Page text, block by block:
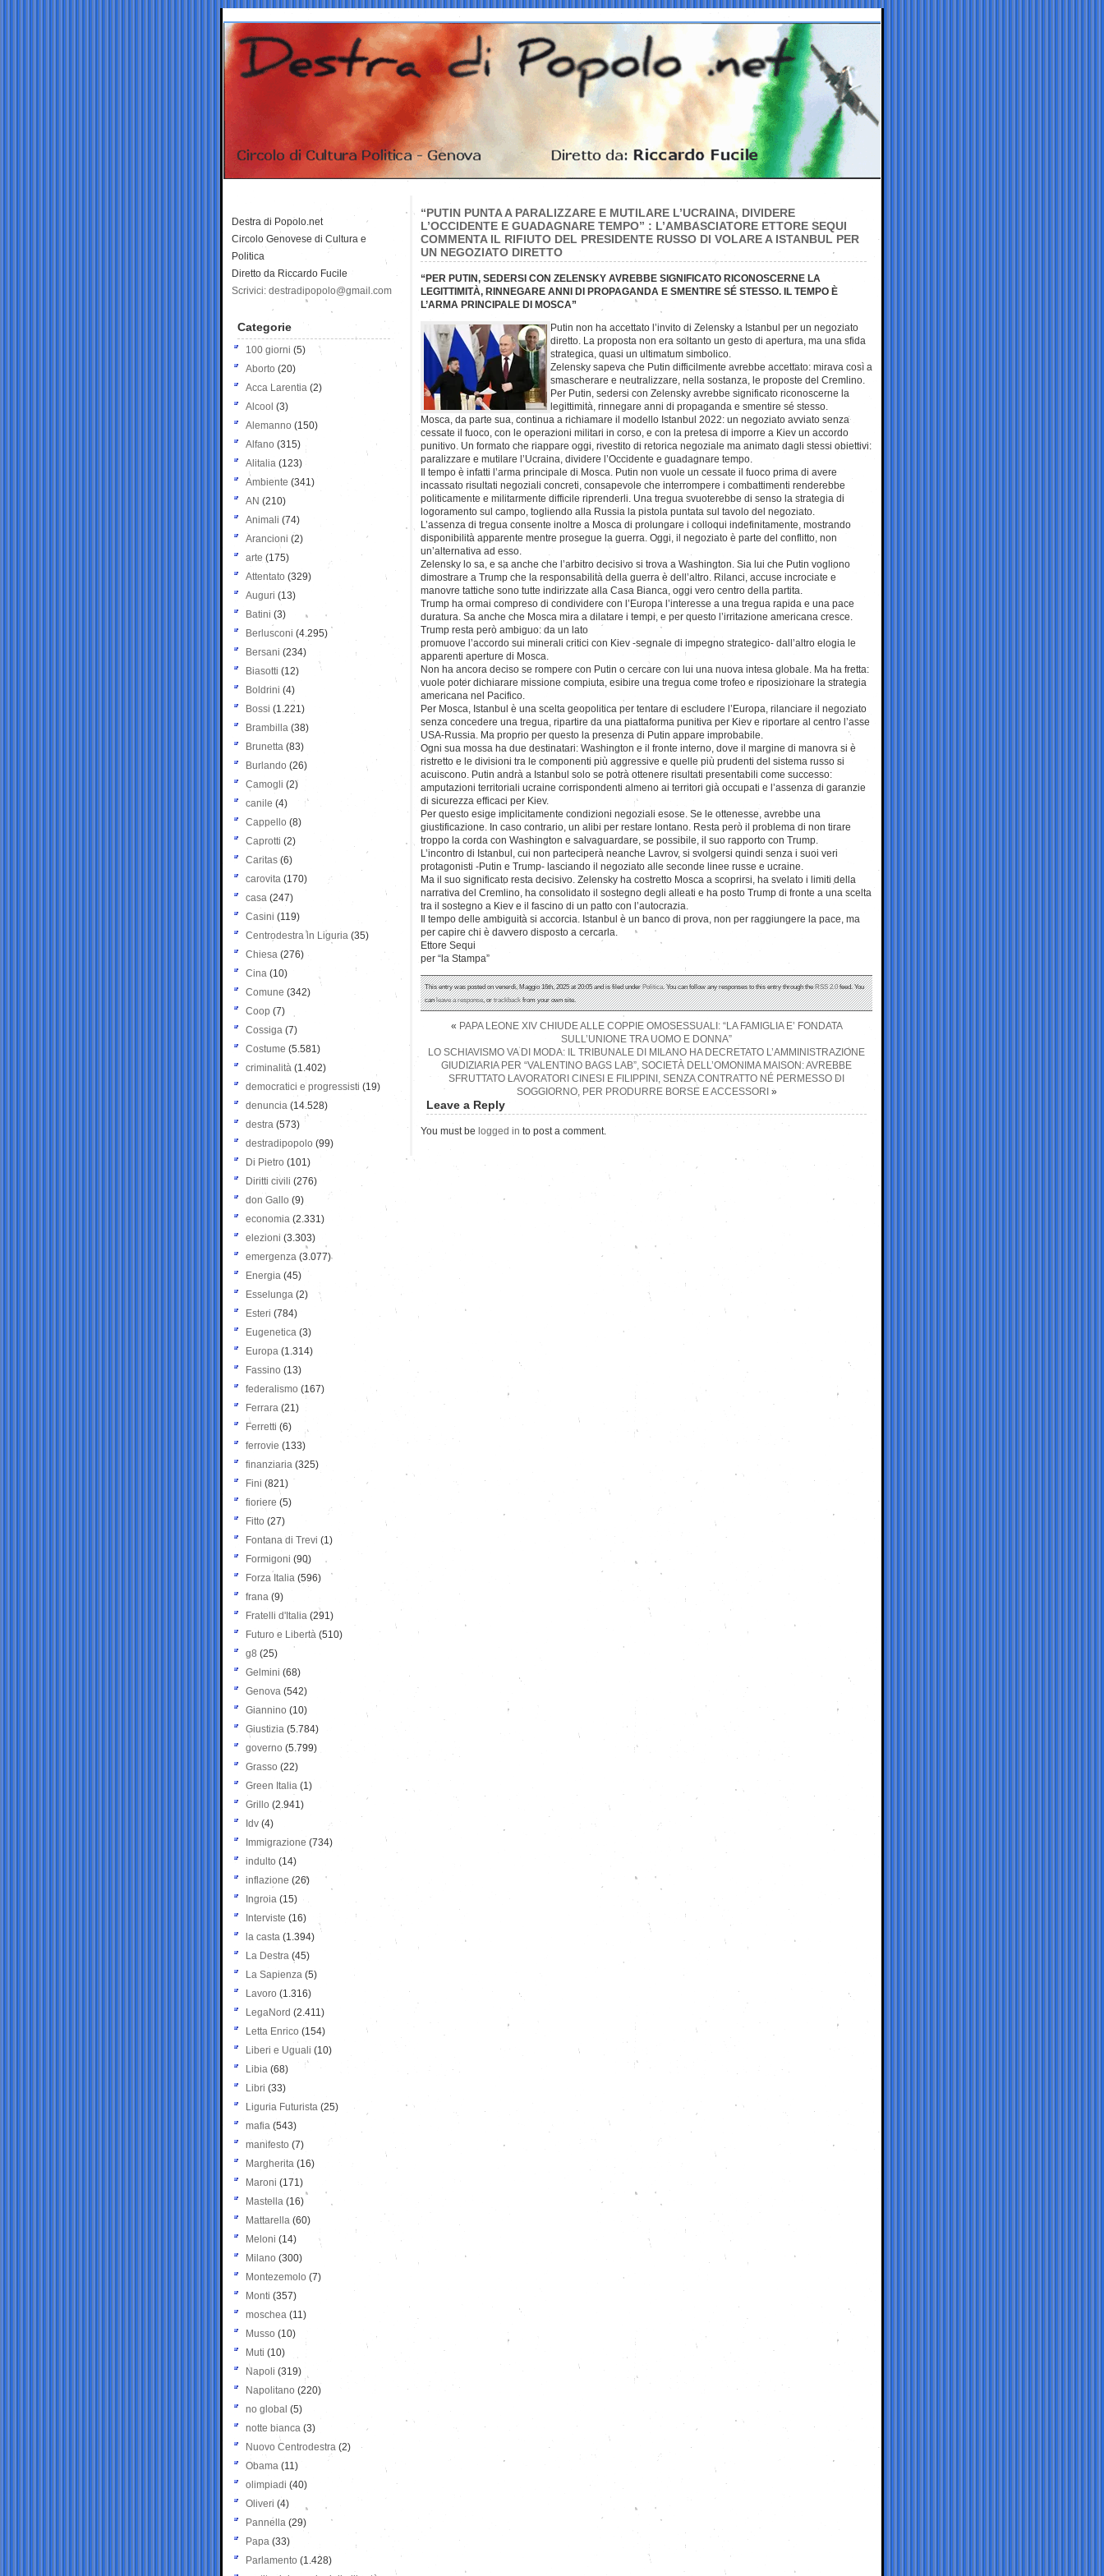
“PUTIN PUNTA A PARALIZZARE E MUTILARE L’UCRAINA, DIVIDERE
L’OCCIDENTE E GUADAGNARE TEMPO” : L’AMBASCIATORE ETTORE SEQUI
COMMENTA IL RIFIUTO DEL PRESIDENTE RUSSO DI VOLARE A ISTANBUL PER
UN NEGOZIATO DIRETTO
“PER PUTIN, SEDERSI CON ZELENSKY AVREBBE SIGNIFICATO RICONOSCERNE LA
LEGITTIMITÀ, RINNEGARE ANNI DI PROPAGANDA E SMENTIRE SÉ STESSO. IL TEMPO È
L’ARMA PRINCIPALE DI MOSCA”
Putin non ha accettato l’invito di Zelensky a Istanbul per un negoziato
diretto. La proposta non era soltanto un gesto di apertura, ma una sfida
strategica, quasi un ultimatum simbolico.
Zelensky sapeva che Putin difficilmente avrebbe accettato: mirava così a
smascherare e neutralizzare, nella sostanza, le proposte del Cremlino.
Per Putin, sedersi con Zelensky avrebbe significato riconoscerne la
legittimità, rinnegare anni di propaganda e smentire sé stesso.
Mosca, da parte sua, continua a richiamare il modello Istanbul 2022: un negoziato avviato senza
cessate il fuoco, con le operazioni militari in corso, e con la pretesa di imporre a Kiev un accordo
punitivo. Un formato che riappare oggi, rivestito di retorica negoziale ma animato dagli stessi obiettivi:
paralizzare e mutilare l’Ucraina, dividere l’Occidente e guadagnare tempo.
Il tempo è infatti l’arma principale di Mosca. Putin non vuole un cessate il fuoco prima di avere
incassato risultati negoziali concreti, consapevole che interrompere i combattimenti renderebbe
politicamente e militarmente difficile riprenderli. Una tregua svuoterebbe di senso la strategia di
logoramento sul campo, togliendo alla Russia la pistola puntata sul tavolo del negoziato.
L’assenza di tregua consente inoltre a Mosca di prolungare i colloqui indefinitamente, mostrando
disponibilità apparente mentre prosegue la guerra. Oggi, il negoziato è parte del conflitto, non
un’alternativa ad esso.
Zelensky lo sa, e sa anche che l’arbitro decisivo si trova a Washington. Sia lui che Putin vogliono
dimostrare a Trump che la responsabilità della guerra è dell’altro. Rilanci, accuse incrociate e
manovre tattiche sono tutte indirizzate alla Casa Bianca, oggi vero centro della partita.
Trump ha ormai compreso di condividere con l’Europa l’interesse a una tregua rapida e una pace
duratura. Sa anche che Mosca mira a dilatare i tempi, e per questo l’irritazione americana cresce.
Trump resta però ambiguo: da un lato
promuove l’accordo sui minerali critici con Kiev -segnale di impegno strategico- dall’altro elogia le
apparenti aperture di Mosca.
Non ha ancora deciso se rompere con Putin o cercare con lui una nuova intesa globale. Ma ha fretta:
vuole poter dichiarare missione compiuta, esibire una tregua come trofeo e riposizionare la strategia
americana nel Pacifico.
Per Mosca, Istanbul è una scelta geopolitica per tentare di escludere l’Europa, rilanciare il negoziato
senza concedere una tregua, ripartire da una piattaforma punitiva per Kiev e riportare al centro l’asse
USA-Russia. Ma proprio per questo la presenza di Putin appare improbabile.
Ogni sua mossa ha due destinatari: Washington e il fronte interno, dove il margine di manovra si è
ristretto e le divisioni tra le componenti più aggressive e quelle più prudenti del sistema russo si
acuiscono. Putin andrà a Istanbul solo se potrà ottenere risultati presentabili come successo:
amputazioni territoriali ucraine corrispondenti almeno ai territori già occupati e l’assenza di garanzie
di sicurezza efficaci per Kiev.
Per questo esige implicitamente condizioni negoziali esose. Se le ottenesse, avrebbe una
giustificazione. In caso contrario, un alibi per restare lontano. Resta però il problema di non tirare
troppo la corda con Washington e salvaguardare, se possibile, il suo rapporto con Trump.
L’incontro di Istanbul, cui non parteciperà neanche Lavrov, si svolgersi quindi senza i suoi veri
protagonisti -Putin e Trump- lasciando il negoziato alle seconde linee russe e ucraine.
Ma il suo significato resta decisivo. Zelensky ha costretto Mosca a scoprirsi, ha svelato i limiti della
narrativa del Cremlino, ha consolidato il sostegno degli alleati e ha posto Trump di fronte a una scelta
tra il sostegno a Kiev e il fascino di un patto con l’autocrazia.
Il tempo delle ambiguità si accorcia. Istanbul è un banco di prova, non per raggiungere la pace, ma
per capire chi è davvero disposto a cercarla.
Ettore Sequi
per “la Stampa”
This entry was posted on venerdì, Maggio 16th, 2025 at 20:05 and is filed underPolitica. You can follow any responses to this entry through theRSS 2.0feed. You
canleave a response, ortrackbackfrom your own site.
« PAPA LEONE XIV CHIUDE ALLE COPPIE OMOSESSUALI: “LA FAMIGLIA E’ FONDATA
SULL’UNIONE TRA UOMO E DONNA”
LO SCHIAVISMO VA DI MODA: IL TRIBUNALE DI MILANO HA DECRETATO L’AMMINISTRAZIONE
GIUDIZIARIA PER “VALENTINO BAGS LAB”, SOCIETÀ DELL’OMONIMA MAISON: AVREBBE
SFRUTTATO LAVORATORI CINESI E FILIPPINI, SENZA CONTRATTO NÉ PERMESSO DI
SOGGIORNO, PER PRODURRE BORSE E ACCESSORI »
Leave a Reply
You must be logged in to post a comment.
Destra di Popolo.net
Circolo Genovese di Cultura e
Politica
Diretto da Riccardo Fucile
Scrivici: destradipopolo@gmail.com
Categorie
100 giorni (5)
Aborto (20)
Acca Larentia (2)
Alcool (3)
Alemanno (150)
Alfano (315)
Alitalia (123)
Ambiente (341)
AN (210)
Animali (74)
Arancioni (2)
arte (175)
Attentato (329)
Auguri (13)
Batini (3)
Berlusconi (4.295)
Bersani (234)
Biasotti (12)
Boldrini (4)
Bossi (1.221)
Brambilla (38)
Brunetta (83)
Burlando (26)
Camogli (2)
canile (4)
Cappello (8)
Caprotti (2)
Caritas (6)
carovita (170)
casa (247)
Casini (119)
Centrodestra in Liguria (35)
Chiesa (276)
Cina (10)
Comune (342)
Coop (7)
Cossiga (7)
Costume (5.581)
criminalità (1.402)
democratici e progressisti (19)
denuncia (14.528)
destra (573)
destradipopolo (99)
Di Pietro (101)
Diritti civili (276)
don Gallo (9)
economia (2.331)
elezioni (3.303)
emergenza (3.077)
Energia (45)
Esselunga (2)
Esteri (784)
Eugenetica (3)
Europa (1.314)
Fassino (13)
federalismo (167)
Ferrara (21)
Ferretti (6)
ferrovie (133)
finanziaria (325)
Fini (821)
fioriere (5)
Fitto (27)
Fontana di Trevi (1)
Formigoni (90)
Forza Italia (596)
frana (9)
Fratelli d'Italia (291)
Futuro e Libertà (510)
g8 (25)
Gelmini (68)
Genova (542)
Giannino (10)
Giustizia (5.784)
governo (5.799)
Grasso (22)
Green Italia (1)
Grillo (2.941)
Idv (4)
Immigrazione (734)
indulto (14)
inflazione (26)
Ingroia (15)
Interviste (16)
la casta (1.394)
La Destra (45)
La Sapienza (5)
Lavoro (1.316)
LegaNord (2.411)
Letta Enrico (154)
Liberi e Uguali (10)
Libia (68)
Libri (33)
Liguria Futurista (25)
mafia (543)
manifesto (7)
Margherita (16)
Maroni (171)
Mastella (16)
Mattarella (60)
Meloni (14)
Milano (300)
Montezemolo (7)
Monti (357)
moschea (11)
Musso (10)
Muti (10)
Napoli (319)
Napolitano (220)
no global (5)
notte bianca (3)
Nuovo Centrodestra (2)
Obama (11)
olimpiadi (40)
Oliveri (4)
Pannella (29)
Papa (33)
Parlamento (1.428)